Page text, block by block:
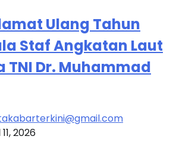
Ulang Tahun
Staf Angkatan Laut
TNI Dr. Muhammad
2026